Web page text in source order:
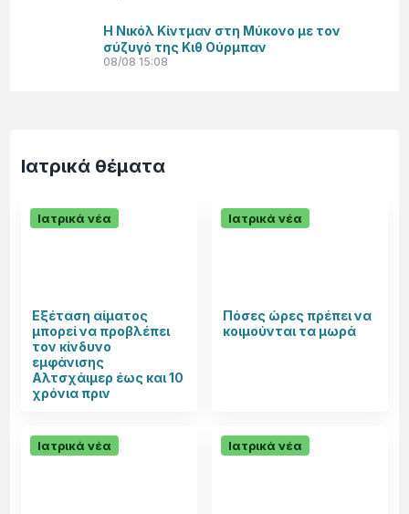
Η Νικόλ Κίντμαν στη Μύκονο με τον
σύζυγό της Κιθ Ούρμπαν
08/08 15:08
Ιατρικά θέματα
Ιατρικά νέα
Εξέταση αίματος
μπορεί να προβλέπει
τον κίνδυνο
εμφάνισης
Αλτσχάιμερ έως και 10
χρόνια πριν
Ιατρικά νέα
Πόσες ώρες πρέπει να
κοιμούνται τα μωρά
Ιατρικά νέα Ιατρικά νέα